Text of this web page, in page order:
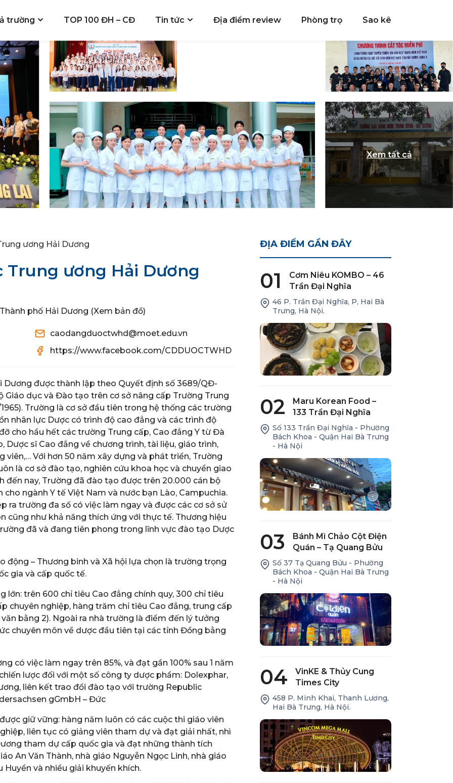
trường TOP 100 ĐH – CĐ Tin tức Địa điểm review Phòng trọ Sao kê
ương Hải Dương
Trung ương Hải Dương
phố Hải Dương (Xem bản đồ)
caodangduoctwhd@moet.edu.vn
https://www.facebook.com/CDDUOCTWHD
Dương được thành lập theo Quyết định số 3689/QĐ-
Giáo dục và Đào tạo trên cơ sở nâng cấp Trường Trung
Trường là cơ sở đầu tiên trong hệ thống các trường
nhân lực Dược có trình độ cao đẳng và các trình độ
cho hầu hết các trường Trung cấp, Cao đẳng Y từ Đà
Dược sĩ Cao đẳng về chương trình, tài liệu, giáo trình,
viên,… Với hơn 50 năm xây dựng và phát triển, Trường
là cơ sở đào tạo, nghiên cứu khoa học và chuyển giao
đến nay, Trường đã đào tạo được trên 20.000 cán bộ
ngành Y tế Việt Nam và nước bạn Lào, Campuchia.
ra trường đa số có việc làm ngay và được các cơ sở sử
cũng như khả năng thích ứng với thực tế. Thương hiệu
đã và đang tiên phong trong lĩnh vực đào tạo Dược
động – Thương binh và Xã hội lựa chọn là trường trọng
gia và cấp quốc tế.
lớn: trên 600 chỉ tiêu Cao đẳng chính quy, 300 chỉ tiêu
chuyên nghiệp, hàng trăm chỉ tiêu Cao đẳng, trung cấp
bằng 2). Ngoài ra nhà trường là điểm đến lý tưởng
chuyên môn về dược đầu tiên tại các tỉnh Đồng bằng
có việc làm ngay trên 85%, và đạt gần 100% sau 1 năm
lược đối với một số công ty dược phẩm: Dolexphar,
liên kết trao đổi đào tạo với trường Republic
gGmbH – Đức
giữ vững: hàng năm luôn có các cuộc thi giáo viên
liên tục có giảng viên tham dự và đạt giải nhất, nhì
tham dự cấp quốc gia và đạt những thành tích
An Văn Thành, nhà giáo Nguyễn Ngọc Linh, nhà giáo
Huyền và nhiều giải khuyến khích.
ĐỊA ĐIỂM GẦN ĐÂY
01
Cơm Niêu KOMBO – 46
Trần Đại Nghĩa
46 P. Trần Đại Nghĩa, P, Hai Bà
Trưng, Hà Nội.
02
Maru Korean Food –
133 Trần Đại Nghĩa
Số 133 Trần Đại Nghĩa - Phường
Bách Khoa - Quận Hai Bà Trưng
- Hà Nội
03
Bánh Mì Chảo Cột Điện
Quán – Tạ Quang Bửu
Số 37 Tạ Quang Bửu - Phường
Bách Khoa - Quận Hai Bà Trưng
- Hà Nội
04
VinKE & Thủy Cung
Times City
458 P. Minh Khai, Thanh Lương,
Hai Bà Trưng, Hà Nội.